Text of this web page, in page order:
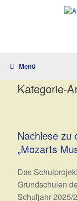
Menü
Kategorie-
Nachlese zu
„Mozarts
Das
Grundschulen
Schuljahr 2025/